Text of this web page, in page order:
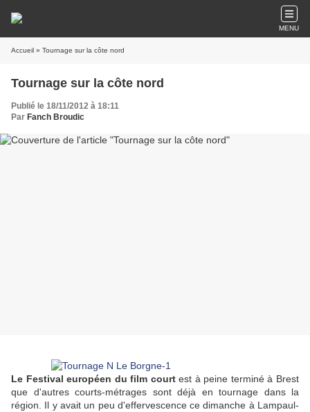
MENU
Accueil » Tournage sur la côte nord
Tournage sur la côte nord
Publié le 18/11/2012 à 18:11
Par Fanch Broudic
Le Festival européen du film courtest à peine terminé à Brest
que d'autres courts-métrages sont déjà en tournage dans la
région. Il y avait un peu d'effervescence ce dimanche à Lampaul-